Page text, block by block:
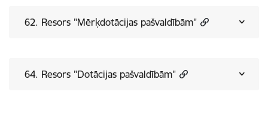
62. Resors "Mērķdotācijas pašvaldībām"
64. Resors "Dotācijas pašvaldībām"